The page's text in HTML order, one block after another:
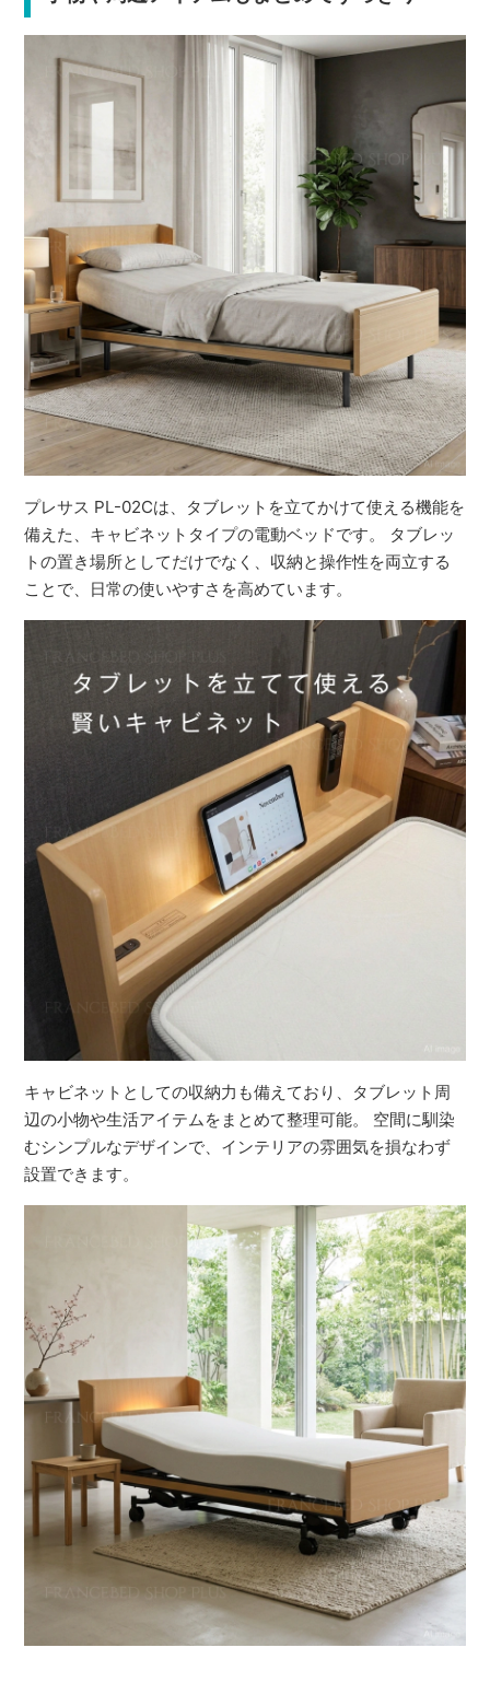
プレサス PL-02Cは、タブレットを立てかけて使える機能を
備えた、キャビネットタイプの電動ベッドです。 タブレッ
トの置き場所としてだけでなく、収納と操作性を両立する
ことで、日常の使いやすさを高めています。
キャビネットとしての収納力も備えており、タブレット周
辺の小物や生活アイテムをまとめて整理可能。 空間に馴染
むシンプルなデザインで、インテリアの雰囲気を損なわず
設置できます。